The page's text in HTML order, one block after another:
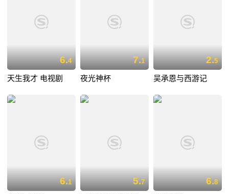
6.4
天生我才 电视剧
7.1
夜光神杯
2.5
吴承恩与西游记
6.1 5.7 6.8